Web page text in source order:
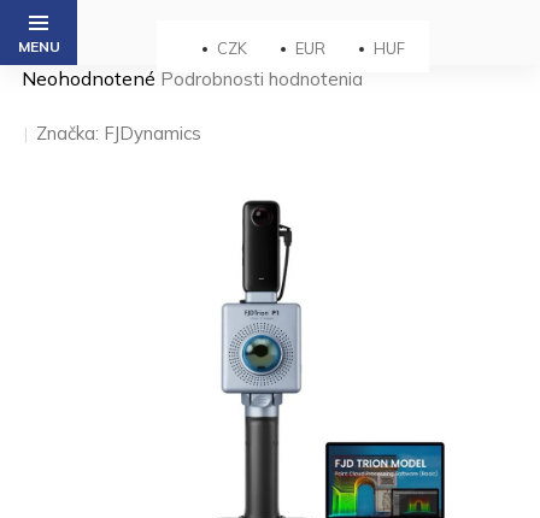
Prejsť
obsah
CZK EUR HUF
Priemerné
produktu
je
Neohodnotené Podrobnosti hodnotenia
Značka: FJDynamics